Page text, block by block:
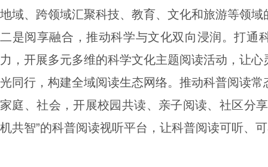
地域、跨领域汇聚科技、教育、文化和旅游等领
二是阅享融合，推动科学与文化双向浸润。打通
力，开展多元多维的科学文化主题阅读活动，让
光同行，构建全域阅读生态网络。推动科普阅读
家庭、社会，开展校园共读、亲子阅读、社区分
机共智”的科普阅读视听平台，让科普阅读可听、